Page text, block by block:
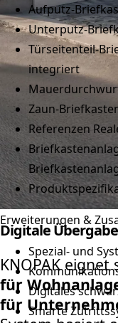
Aufputz-
Unterputz-
Türseitenteil-
integriert
Zaun-
Referenzen
Erweiterungen &
Spezial- und
Digitales
Smarte
Digitale
KNOPAK eignet
für
für